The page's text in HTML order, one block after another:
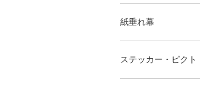
紙垂れ幕
ステッカー・ピクト